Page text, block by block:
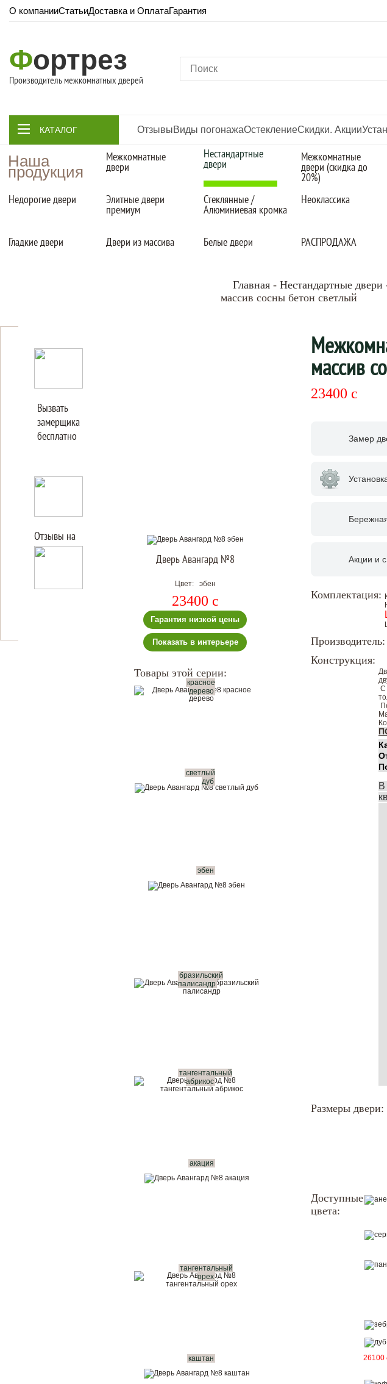
О компанииСтатьиДоставка и ОплатаГарантия
Фортрез
Производитель межкомнатных дверей
КАТАЛОГ ОтзывыВиды погонажаОстеклениеСкидки. Акции
Наша
продукция
Межкомнатные
двери
Нестандартные
двери
Межкомнатные
двери (скидка до
20%)
Недорогие двери Элитные двери
премиум
Стеклянные /
Алюминиевая кромка
Неоклассика
Гладкие двери Двери из массива Белые двери РАСПРОДАЖА
Главная - Нестандартные двери
массив сосны бетон светлый
Вызвать
замерщика
бесплатно
Отзывы на
Дверь Авангард №8
Цвет: эбен
23400 c
Гарантия низкой цены
Показать в интерьере
Товары этой серии:
красное
дерево
светлый
дуб
эбен
бразильский
палисандр
тангентальный
абрикос
акация
тангентальный
орех
каштан
массив
23400 c
Замер
Акции и
Комплектация:
Производитель:
Конструкция:
С
В
Размеры двери:
Доступные
цвета:
26100